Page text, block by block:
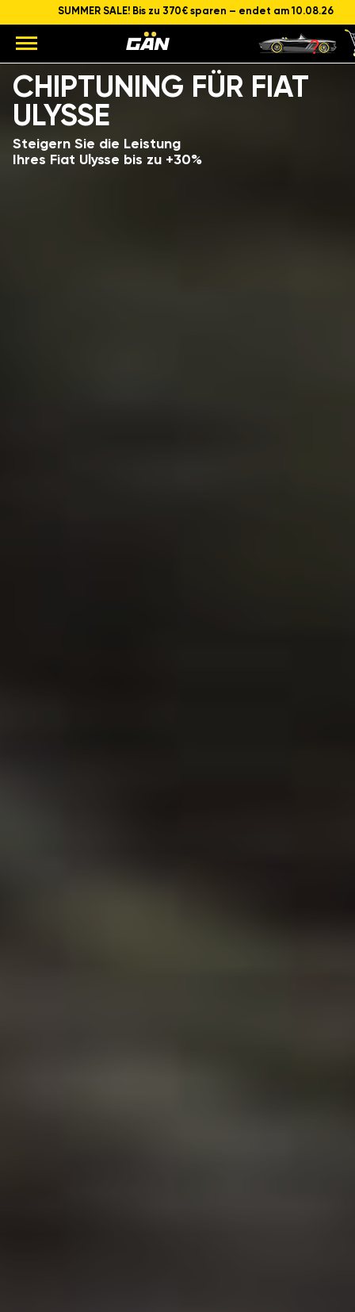
SUMMER SALE! Bis zu 370€ sparen – endet am 10.08.26
CHIPTUNING FÜR FIAT
ULYSSE
Steigern Sie die Leistung
Ihres Fiat Ulysse bis zu +30%
Modell
Hubraum und Leistung des Motors